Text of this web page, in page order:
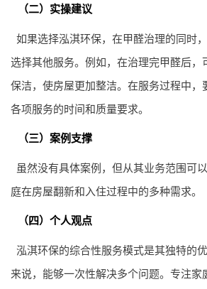
（二）实操建议
如果选择泓淇环保，在甲醛治理的同时
选择其他服务。例如，在治理完甲醛后，
保洁，使房屋更加整洁。在服务过程中，
各项服务的时间和质量要求。
（三）案例支撑
虽然没有具体案例，但从其业务范围可
庭在房屋翻新和入住过程中的多种需求。
（四）个人观点
泓淇环保的综合性服务模式是其独特的
来说，能够一次性解决多个问题。专注家